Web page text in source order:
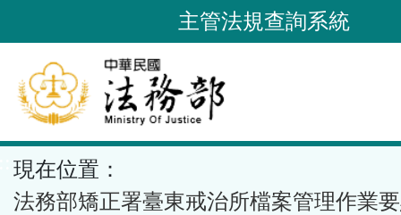
到
要
內
容
區
塊
主管法規查詢系統
現在位置：
法務部矯正署臺東戒治所檔案管理作業